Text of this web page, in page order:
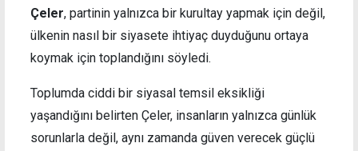
Çeler, partinin yalnızca bir kurultay yapmak için değil,
ülkenin nasıl bir siyasete ihtiyaç duyduğunu ortaya
koymak için toplandığını söyledi.
Toplumda ciddi bir siyasal temsil eksikliği
yaşandığını belirten Çeler, insanların yalnızca günlük
sorunlarla değil, aynı zamanda güven verecek güçlü